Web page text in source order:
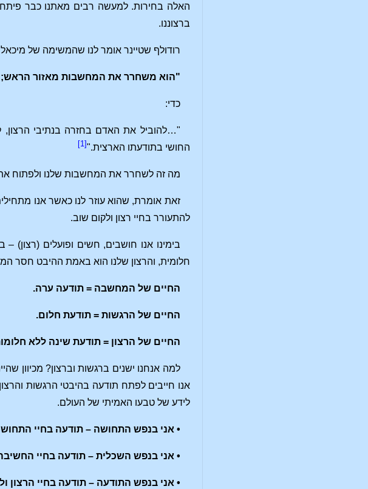
האלה בחירות. למעשה רבים מאתנו כבר
ברצוננו.
רודולף שטיינר אומר לנו שהמשימה של
"הוא משחרר את המחשבות מאזור הראש;
כדי:
"…להוביל את האדם בחזרה בנתיבי
החושי בתודעתו הארצית."[1]
מה זה לשחרר את המחשבות שלנו ולפתוח את
זאת אומרת, שהוא עוזר לנו כאשר אנו
להתעורר בחיי רצון ולקום שוב.
בימינו אנו חושבים, חשים ופועלים
חלומית, והרצון שלנו הוא באמת ההיבט חסר
החיים של המחשבה = תודעה ערה.
החיים של הרגשות = תודעת חלום.
החיים של הרצון = תודעת שינה ללא
למה אנחנו ישנים ברגשות וברצון? מכיוון
אנו חייבים לפתח תודעה בהיבטי הרגשות
לידע של טבעו האמיתי של העולם.
• אני בנפש התחושה – תודעה בחיי
• אני בנפש השכלית – תודעה בחיי
• אני בנפש התודעה – תודעה בחיי הרצון